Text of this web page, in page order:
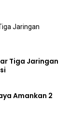
Tiga Jaringan
Amankan 2